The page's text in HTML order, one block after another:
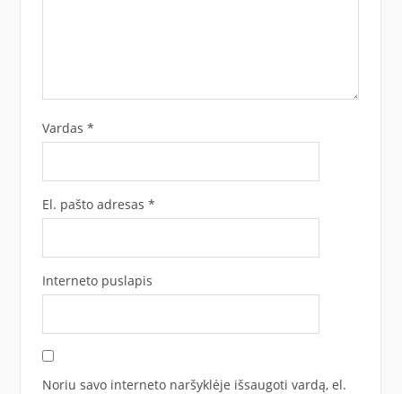
Vardas *
El. pašto adresas *
Interneto puslapis
Noriu savo interneto naršyklėje išsaugoti vardą, el.